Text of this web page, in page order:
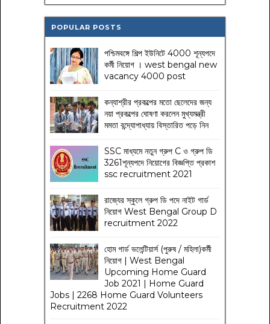
POPULAR POSTS
পশ্চিমবঙ্গে শিল্প ইউনিটে 4000 শূন্যপদে
কর্মী নিয়োগ । west bengal new
vacancy 4000 post
কন্যাশ্রীর প্রকল্পের মতো ছেলেদের জন্য
নয়া প্রকল্পের ঘোষণা করলেন মুখ্যমন্ত্রী
মমতা বন্দ্যোপাধ্যায় বিস্তারিত পড়ে নিন
SSC মাধ্যমে নতুন গ্রুপ C ও গ্রুপ ডি
3261শূন্যপদে নিয়োগের বিজ্ঞপ্তি প্রকাশ
ssc recruitment 2021
রাজ্যের স্কুলে গ্রুপ ডি পদে নাইট গার্ড
নিয়োগ West Bengal Group D
recruitment 2022
হোম গার্ড ভলেন্টিয়ার্স (পুরুষ / মহিলা)কর্মী
নিয়োগ | West Bengal
Upcoming Home Guard
Job 2021 | Home Guard
Jobs | 2268 Home Guard Volunteers
Recruitment 2022